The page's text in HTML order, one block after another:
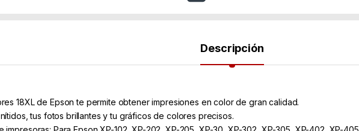
Descripción
18XL de Epson te permite obtener impresiones en color de gran calidad.
tus fotos brillantes y tu gráficos de colores precisos.